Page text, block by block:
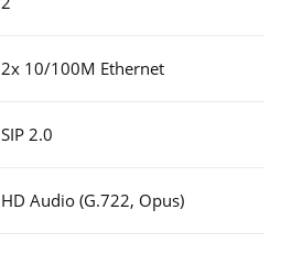
2x 10/100M Ethernet
SIP 2.0
HD Audio (G.722, Opus)